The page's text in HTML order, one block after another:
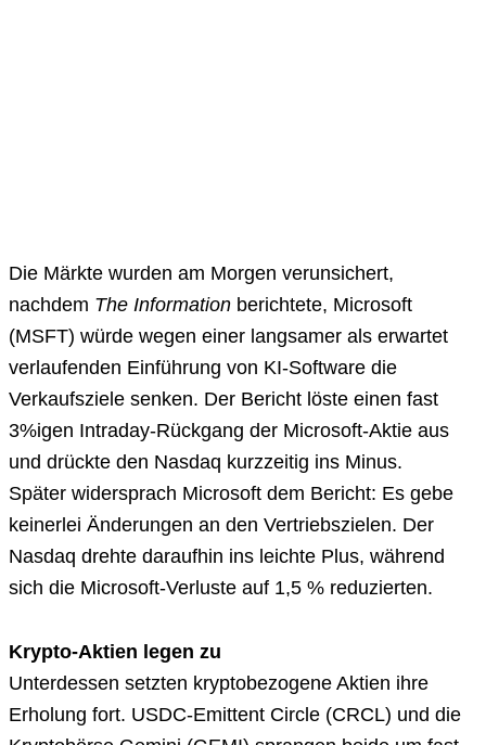
Die Märkte wurden am Morgen verunsichert,
nachdem The Information berichtete, Microsoft
(MSFT) würde wegen einer langsamer als erwartet
verlaufenden Einführung von KI-Software die
Verkaufsziele senken. Der Bericht löste einen fast
3%igen Intraday-Rückgang der Microsoft-Aktie aus
und drückte den Nasdaq kurzzeitig ins Minus.
Später widersprach Microsoft dem Bericht: Es gebe
keinerlei Änderungen an den Vertriebszielen. Der
Nasdaq drehte daraufhin ins leichte Plus, während
sich die Microsoft-Verluste auf 1,5 % reduzierten.
Krypto-Aktien legen zu
Unterdessen setzten kryptobezogene Aktien ihre
Erholung fort. USDC-Emittent Circle (CRCL) und die